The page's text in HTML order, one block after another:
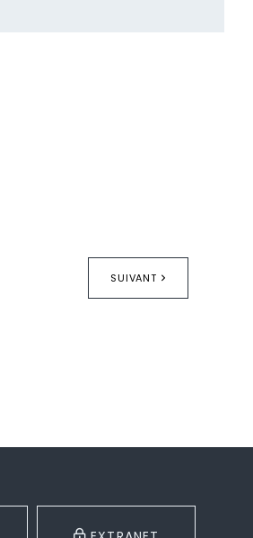
SUIVANT